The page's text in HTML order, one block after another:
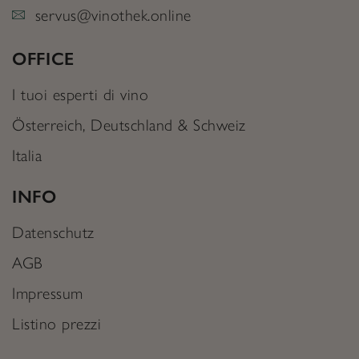
servus@vinothek.online
OFFICE
I tuoi esperti di vino
Österreich, Deutschland & Schweiz
Italia
INFO
Datenschutz
AGB
Impressum
Listino prezzi